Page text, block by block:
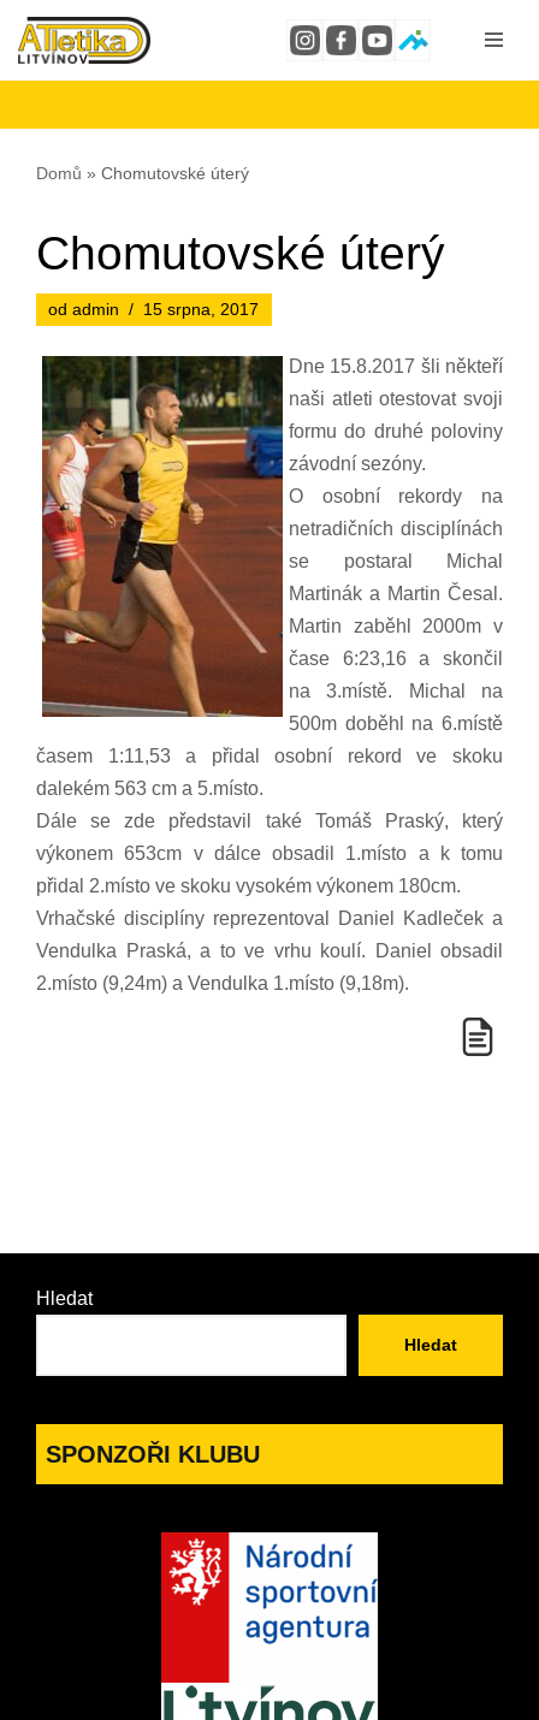
Přeskočit
obsah
Domů » Chomutovské úterý
Chomutovské úterý
odadmin 15 srpna, 2017
Dne 15.8.2017 šli někteří
naši atleti otestovat svoji
formu do druhé poloviny
závodní sezóny.
O osobní rekordy na
netradičních disciplínách
se postaral Michal
Martinák a Martin Česal.
Martin zaběhl 2000m v
čase 6:23,16 a skončil
na 3.místě. Michal na
500m doběhl na 6.místě
časem 1:11,53 a přidal osobní rekord ve skoku
dalekém 563 cm a 5.místo.
Dále se zde představil také Tomáš Praský, který
výkonem 653cm v dálce obsadil 1.místo a k tomu
přidal 2.místo ve skoku vysokém výkonem 180cm.
Vrhačské disciplíny reprezentoval Daniel Kadleček a
Vendulka Praská, a to ve vrhu koulí. Daniel obsadil
2.místo (9,24m) a Vendulka 1.místo (9,18m).
Hledat
Hledat
SPONZOŘI KLUBU